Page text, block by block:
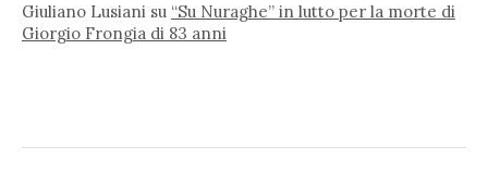
Giuliano Lusiani su “Su Nuraghe” in lutto per la morte di
Giorgio Frongia di 83 anni